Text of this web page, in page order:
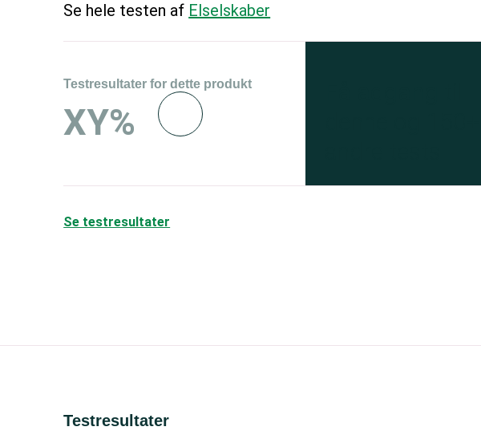
Se hele testen af Elselskaber
Testresultater for dette produkt
XY%
Se testresultater
Testresultater